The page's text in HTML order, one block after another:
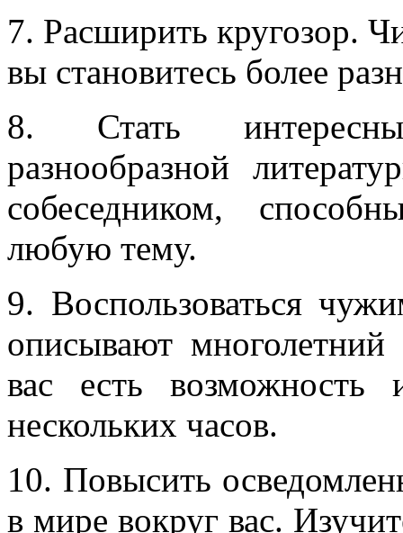
7. Расширить кругозор.
вы становитесь более
8. Стать
разнообразной
собеседником,
любую тему.
9. Воспользоваться
описывают
вас есть возможность
нескольких часов.
10. Повысить
в мире вокруг вас.